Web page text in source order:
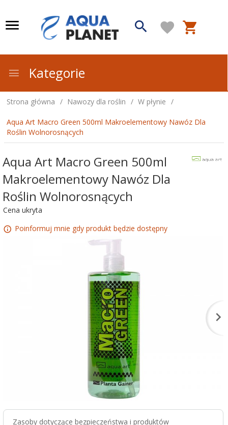
Kategorie
Strona główna Nawozy dla roślin W płynie
Aqua Art Macro Green 500ml Makroelementowy Nawóz Dla
Roślin Wolnorosnących
Aqua Art Macro Green 500ml
Makroelementowy Nawóz Dla
Roślin Wolnorosnących
Cena ukryta
Poinformuj mnie gdy produkt będzie dostępny
Zasoby dotyczące bezpieczeństwa i produktów